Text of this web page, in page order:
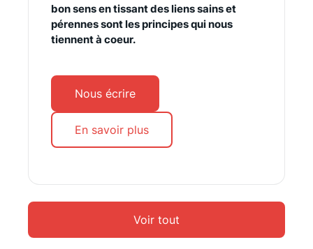
bon sens en tissant des liens sains et
pérennes sont les principes qui nous
tiennent à coeur.
Nous écrire
En savoir plus
Voir tout